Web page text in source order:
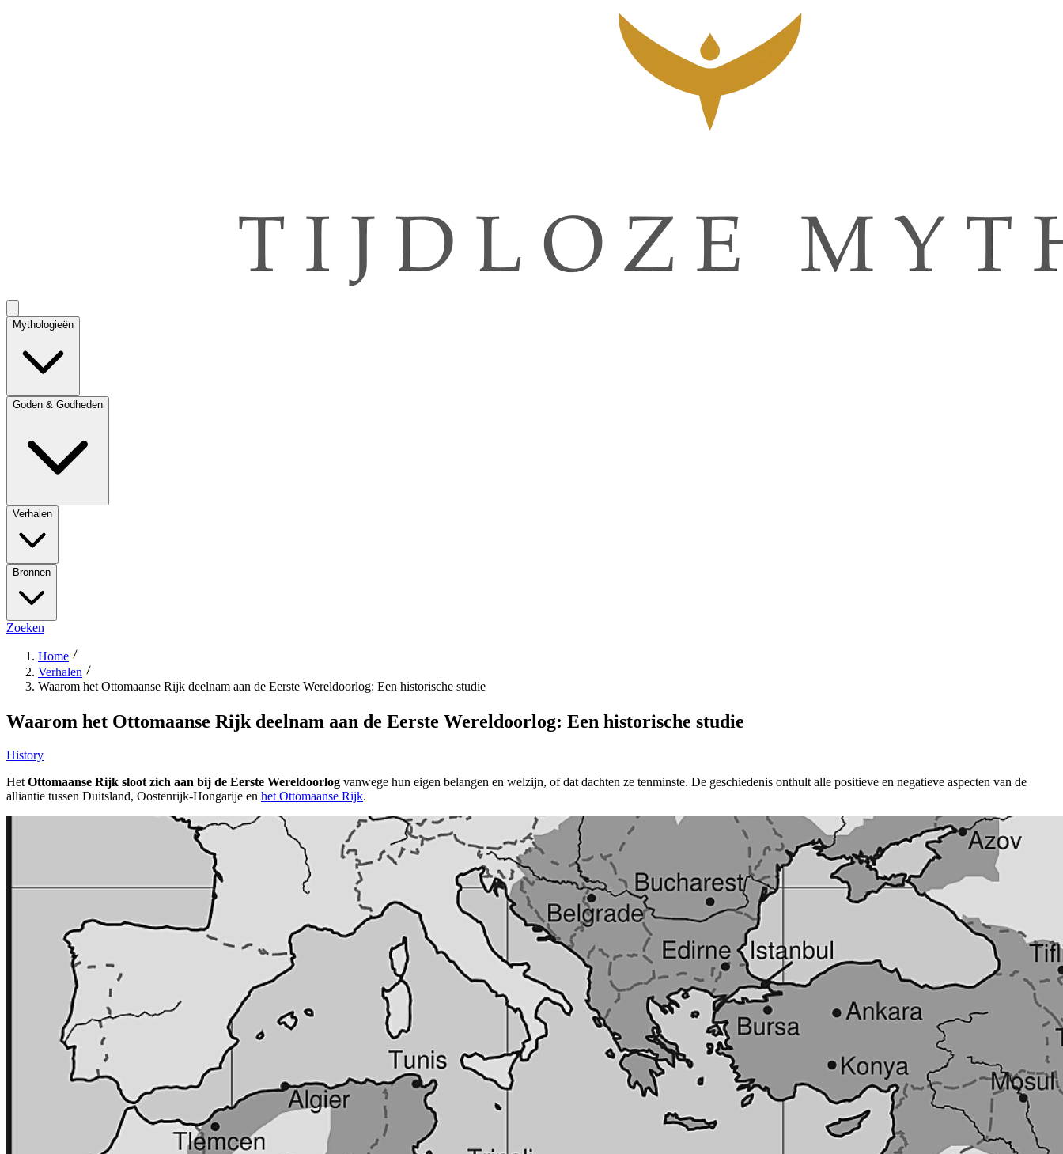
Mythologieën
Goden & Godheden
Verhalen
Bronnen
Zoeken
Home
Verhalen
Waarom het Ottomaanse Rijk deelnam aan de Eerste Wereldoorlog: Een historische studie
Waarom het Ottomaanse Rijk deelnam aan de Eerste Wereldoorlog: Een historische studie
History
Het Ottomaanse Rijk sloot zich aan bij de Eerste Wereldoorlog vanwege hun eigen belangen en welzijn, of dat dachten ze tenminste. De geschiedenis onthult alle positieve en negatieve aspecten van de
alliantie tussen Duitsland, Oostenrijk-Hongarije en het Ottomaanse Rijk.